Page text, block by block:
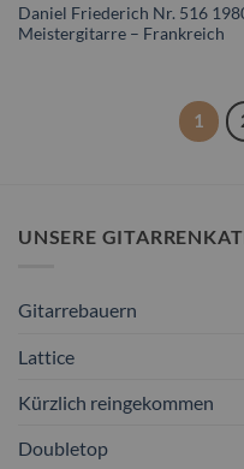
Daniel Friederich Nr. 516
Meistergitarre – Frankreich
1
UNSERE
Gitarrebauern
Lattice
Kürzlich reingekommen
Doubletop